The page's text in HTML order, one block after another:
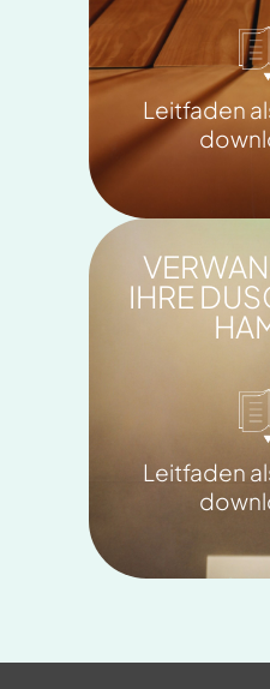
Leitfaden
IHRE
Leitfaden